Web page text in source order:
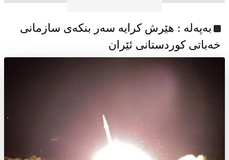
به‌په‌له‌ : هێرش کرایە سەر بنکەی سازمانی
خەباتی کوردستانی ئێران